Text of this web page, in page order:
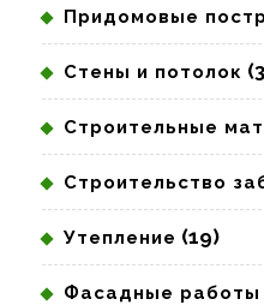
Придомовые
Стены и потолок
Строительные
Строительство
Утепление (19)
Фасадные работы